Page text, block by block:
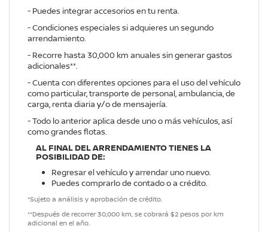
- Puedes integrar accesorios en tu renta.
- Condiciones especiales si adquieres un segundo
arrendamiento.
- Recorre hasta 30,000 km anuales sin generar gastos
adicionales**.
- Cuenta con diferentes opciones para el uso del vehículo
como particular, transporte de personal, ambulancia, de
carga, renta diaria y/o de mensajería.
- Todo lo anterior aplica desde uno o más vehículos, así
como grandes flotas.
AL FINAL DEL ARRENDAMIENTO TIENES LA
POSIBILIDAD DE:
Regresar el vehículo y arrendar uno nuevo.
Puedes comprarlo de contado o a crédito.
*Sujeto a análisis y aprobación de crédito.
**Después de recorrer 30,000 km, se cobrará $2 pesos por km
adicional en el año.